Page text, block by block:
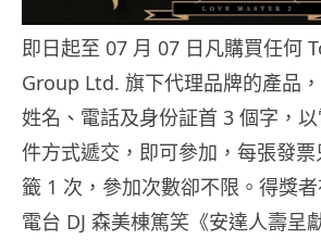
即日起至 07 月 07 日凡購買任何
Group Ltd. 旗下代理品牌的產品
姓名、電話及身份証首 3 個字，
件方式遞交，即可參加，每張發
籤 1 次，參加次數卻不限。得獎
電台 DJ 森美棟篤笑《安達人壽呈